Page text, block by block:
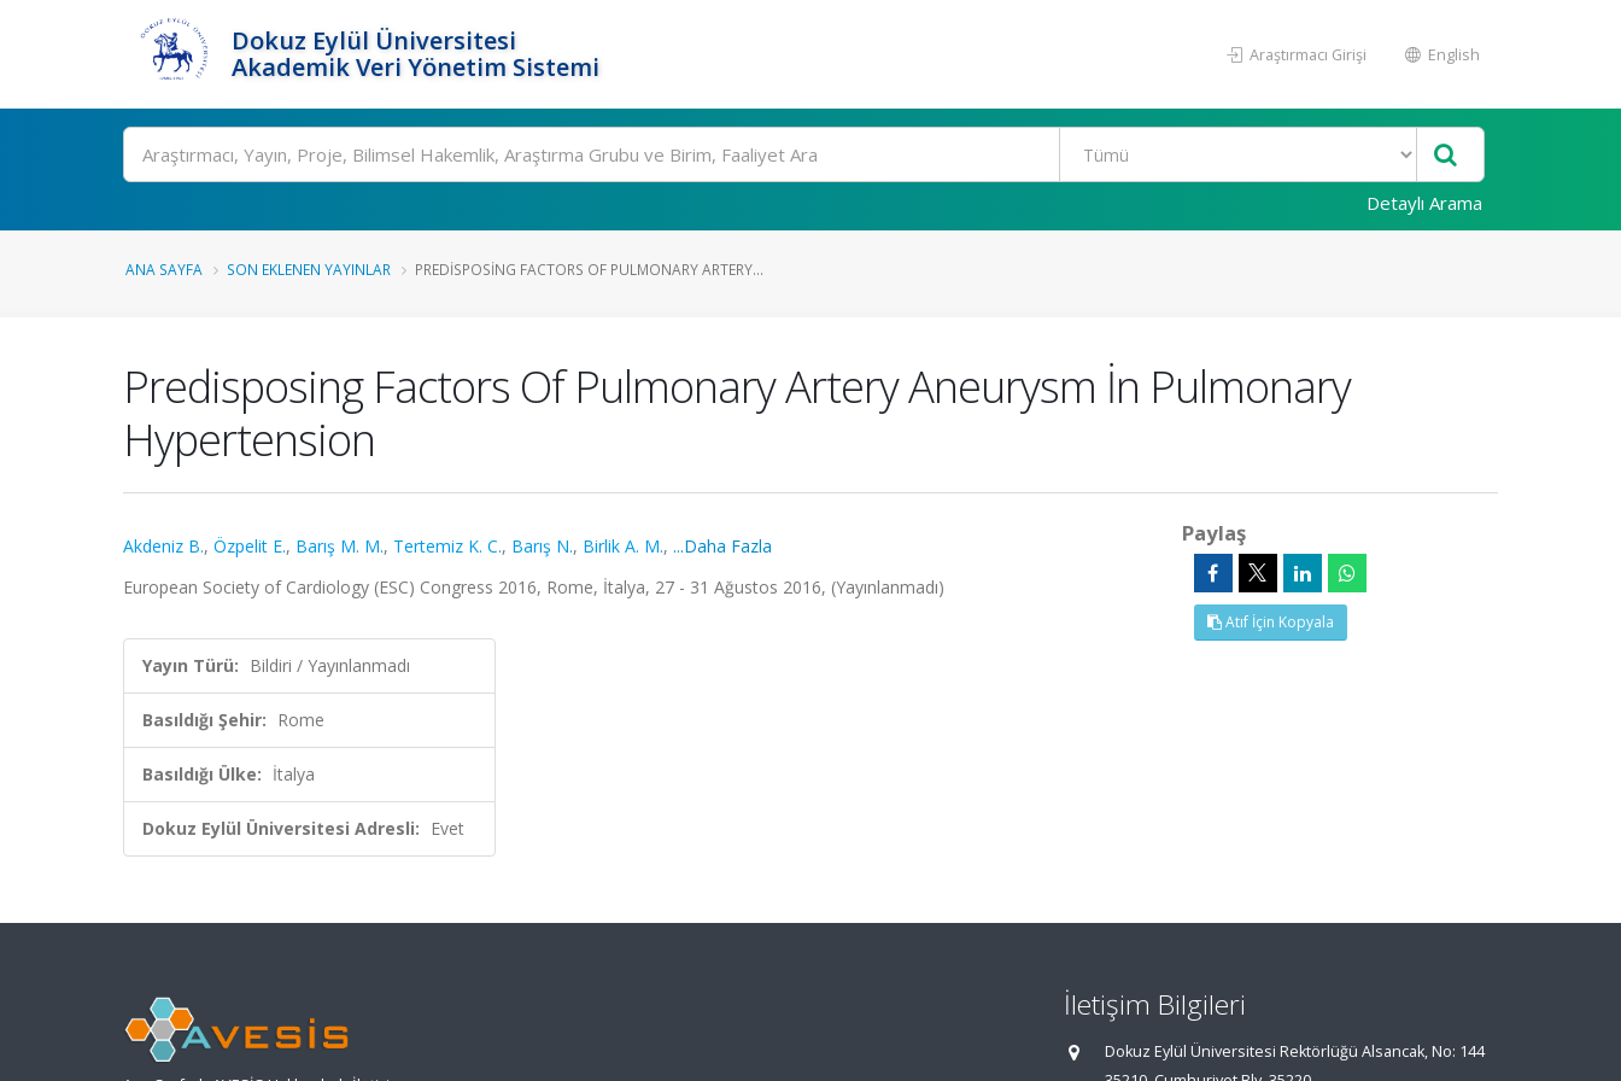
Dokuz Eylül Üniversitesi
Akademik Veri Yönetim Sistemi
Araştırmacı Girişi English
Ara
Detaylı Arama
ANA SAYFA SON EKLENEN YAYINLAR PREDISPOSING FACTORS OF PULMONARY ARTERY...
Predisposing Factors Of Pulmonary Artery Aneurysm İn Pulmonary
Hypertension
Akdeniz B., Özpelit E., Barış M. M., Tertemiz K. C., Barış N., Birlik A. M., ...Daha Fazla
European Society of Cardiology (ESC) Congress 2016, Rome, İtalya, 27 - 31 Ağustos 2016, (Yayınlanmadı)
Yayın Türü: Bildiri / Yayınlanmadı
Basıldığı Şehir: Rome
Basıldığı Ülke: İtalya
Dokuz Eylül Üniversitesi Adresli: Evet
Paylaş
Atıf İçin Kopyala
İletişim Bilgileri
Dokuz Eylül Üniversitesi Rektörlüğü Alsancak, No: 144